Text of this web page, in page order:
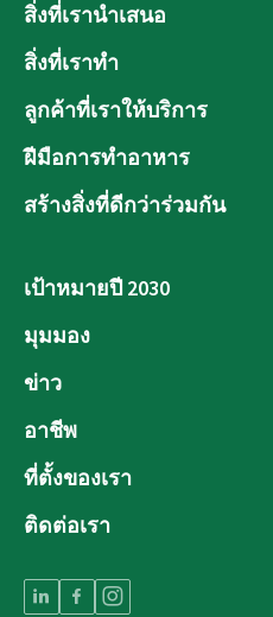
สิ่งที่เรานำเสนอ
สิ่งที่เราทำ
ลูกค้าที่เราให้บริการ
ฝีมือการทำอาหาร
สร้างสิ่งที่ดีกว่าร่วมกัน
เป้าหมายปี 2030
มุมมอง
ข่าว
อาชีพ
ที่ตั้งของเรา
ติดต่อเรา